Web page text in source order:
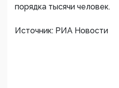
порядка тысячи человек.
Источник: РИА Новости